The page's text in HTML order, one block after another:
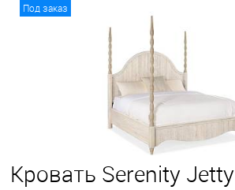
Под заказ
Кровать Serenity Jetty